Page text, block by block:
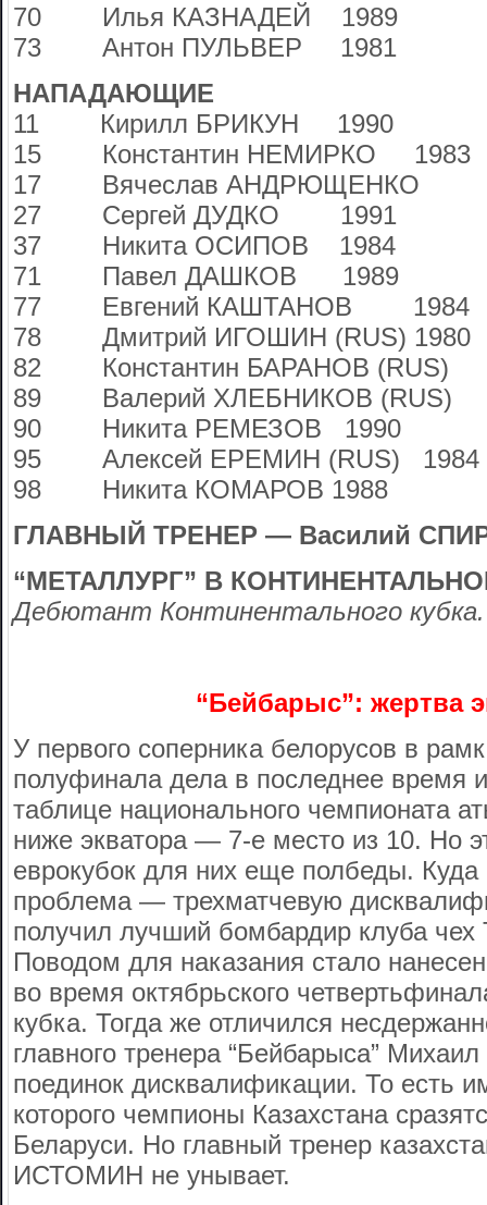
70 Илья КАЗНАДЕЙ 1989
73 Антон ПУЛЬВЕР 1981
НАПАДАЮЩИЕ
11 Кирилл БРИКУН 1990
15 Константин НЕМИРКО 1983
17 Вячеслав АНДРЮЩЕНКО
27 Сергей ДУДКО 1991
37 Никита ОСИПОВ 1984
71 Павел ДАШКОВ 1989
77 Евгений КАШТАНОВ 1984
78 Дмитрий ИГОШИН (RUS) 1980
82 Константин БАРАНОВ (RUS)
89 Валерий ХЛЕБНИКОВ (RUS)
90 Никита РЕМЕЗОВ 1990
95 Алексей ЕРЕМИН (RUS) 1984
98 Никита КОМАРОВ 1988
ГЛАВНЫЙ ТРЕНЕР — Василий
“МЕТАЛЛУРГ” В
Дебютант Континентального кубка.
“Бейбарыс”: жертва
У первого соперника белорусов в
полуфинала дела в последнее время
таблице национального чемпионата
ниже экватора — 7-е место из 10. Но
еврокубок для них еще полбеды. Куда
проблема — трехматчевую
получил лучший бомбардир клуба
Поводом для наказания стало
во время октябрьского
кубка. Тогда же отличился
главного тренера “Бейбарыса”
поединок дисквалификации. То есть
которого чемпионы Казахстана
Беларуси. Но главный тренер
ИСТОМИН не унывает.